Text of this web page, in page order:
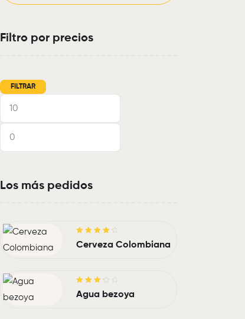
Filtro por precios
FILTRAR
Los más pedidos
Valorado
Cerveza Colombiana
Valorado
con
Agua bezoya